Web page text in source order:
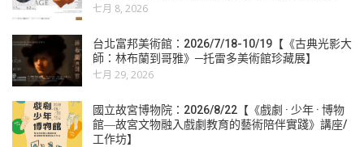
七月 8, 2026
台北富邦美術館：2026/7/18-10/19【《古典光影大
師：林布蘭到哥雅》─托雷多美術館珍藏展】
七月 29, 2026
國立故宮博物院：2026/8/22【《戲劇 · 少年 · 博物
館―故宮文物融入戲劇教育的藝術陪伴實踐》講座/
工作坊】